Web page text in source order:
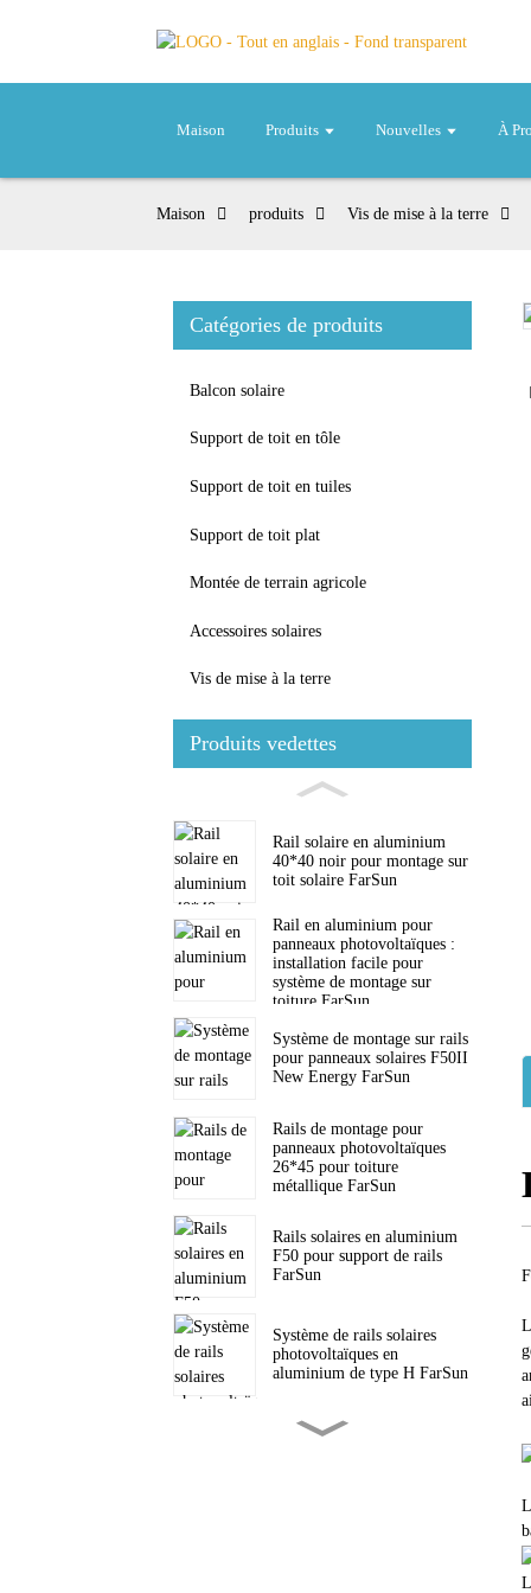
Maison Produits Nouvelles À
Maison produits Vis de mise à la terre
Catégories de produits
Balcon solaire
Support de toit en tôle
Support de toit en tuiles
Support de toit plat
Montée de terrain agricole
Accessoires solaires
Vis de mise à la terre
Produits vedettes
Rail solaire en aluminium
40*40 noir pour montage sur
toit solaire FarSun
Rail en aluminium pour
panneaux photovoltaïques :
installation facile pour
système de montage sur
toiture FarSun
Système de montage sur rails
pour panneaux solaires F50II
New Energy FarSun
Rails de montage pour
panneaux photovoltaïques
26*45 pour toiture
métallique FarSun
Rails solaires en aluminium
F50 pour support de rails
FarSun
Système de rails solaires
photovoltaïques en
aluminium de type H FarSun
Support de trépied solaire
Loading...
Loading...